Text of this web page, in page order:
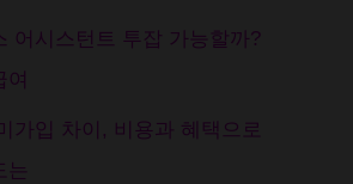
어시스턴트 투잡 가능할까?
여
가입 차이, 비용과 혜택으로
는